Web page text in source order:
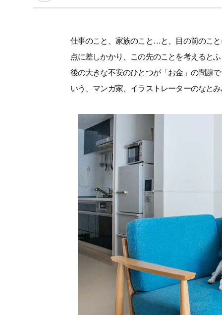
仕事のこと、家族のこと…と、目の前のこ
点に差しかかり、この先のことを考えると
後の大きな不安のひとつが「お金」の問題
いう、マンガ家、イラストレーターのなと